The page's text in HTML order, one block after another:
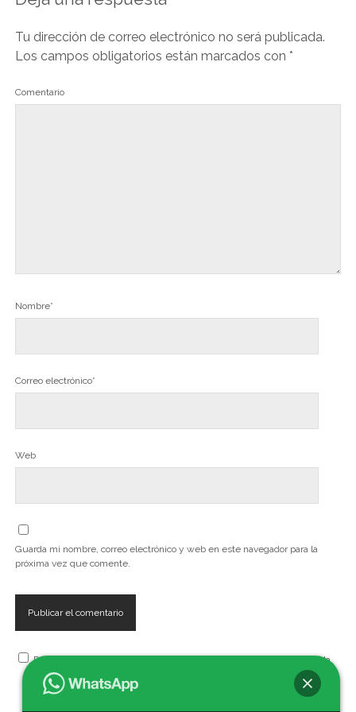
Tu dirección de correo electrónico no será publicada.
Los campos obligatorios están marcados con *
Comentario
Nombre*
Correo electrónico*
Web
Guarda mi nombre, correo electrónico y web en este navegador para la
próxima vez que comente.
Recibe, artículos, cursos, seminarios, talleres y eventos de la Escuela